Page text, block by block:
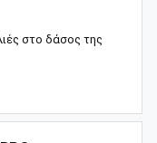
στο δάσος της